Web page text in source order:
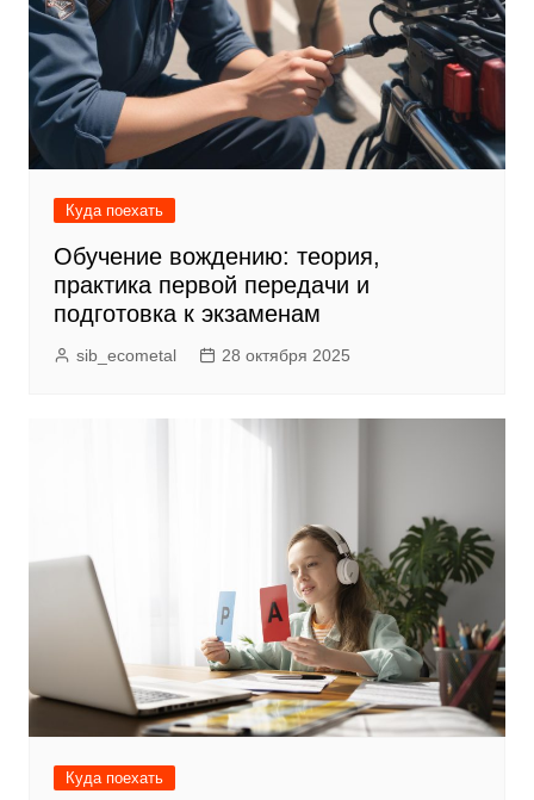
Куда поехать
Обучение вождению: теория,
практика первой передачи и
подготовка к экзаменам
sib_ecometal 28 октября 2025
Куда поехать